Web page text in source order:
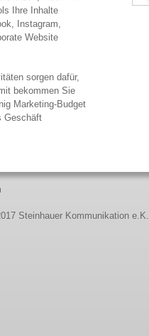
Ihre Inhalte
Instagram,
Website
sorgen dafür,
bekommen Sie
Marketing-Budget
Geschäft
Steinhauer Kommunikation e.K.